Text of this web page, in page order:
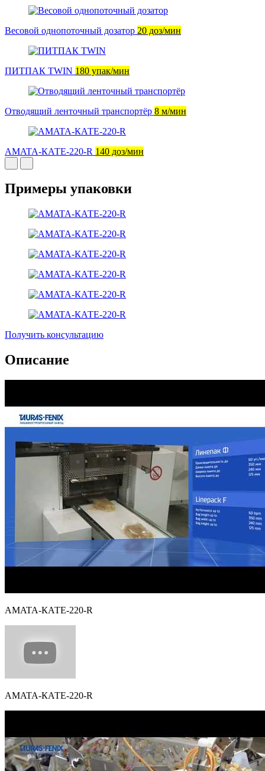
Весовой однопоточный дозатор 20 доз/мин
ПИТПАК TWIN 180 упак/мин
Отводящий ленточный транспортёр 8 м/мин
AMATA-КАТЕ-220-R 140 доз/мин
Примеры упаковки
Получить консультацию
Описание
AMATA-КАТЕ-220-R
AMATA-КАТЕ-220-R